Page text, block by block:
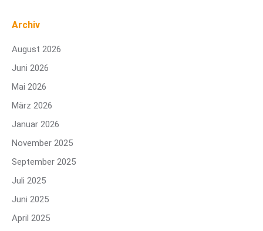
Archiv
August 2026
Juni 2026
Mai 2026
März 2026
Januar 2026
November 2025
September 2025
Juli 2025
Juni 2025
April 2025